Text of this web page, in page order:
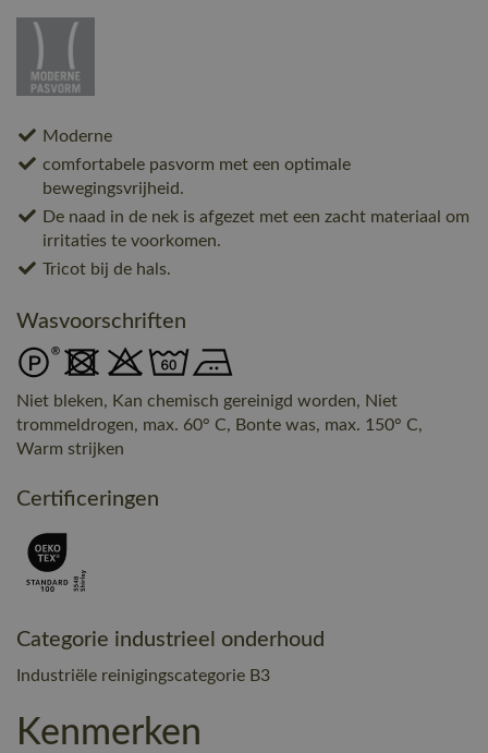
Moderne
comfortabele pasvorm met een optimale
bewegingsvrijheid.
De naad in de nek is afgezet met een zacht materiaal om
irritaties te voorkomen.
Tricot bij de hals.
Wasvoorschriften
Niet bleken, Kan chemisch gereinigd worden, Niet
trommeldrogen, max. 60° C, Bonte was, max. 150° C,
Warm strijken
Certificeringen
Categorie industrieel onderhoud
Industriële reinigingscategorie B3
Kenmerken